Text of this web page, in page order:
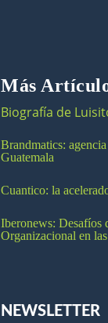
Más
Biografía de
Brandmatics:
Guatemala
Cuantico: la
Iberonews: Desafíos
Organizacional en
NEWSLETTER